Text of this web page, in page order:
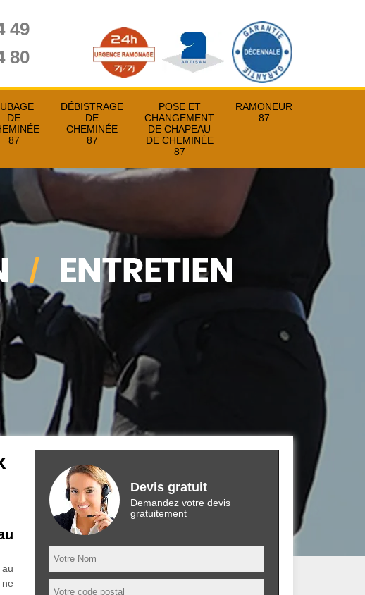
49
80
DE
87
DÉBISTRAGE
DE
CHEMINÉE
87
POSE ET
CHANGEMENT
DE CHAPEAU
DE CHEMINÉE
87
RAMONEUR
87
Devis gratuit
Demandez votre devis
gratuitement